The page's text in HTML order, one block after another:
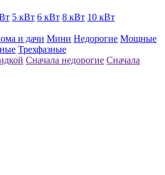
5 кВт 6 кВт 8 кВт 10 кВт
и дачи Мини Недорогие Мощные
Трехфазные
Сначала недорогие Сначала